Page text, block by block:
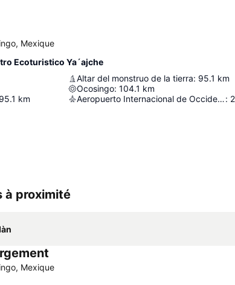
Mexique
Ecoturistico Ya´ajche
95.1 km
Altar del monstruo de la tierra: 95.1 km
Ocosingo: 104.1 km
Aeropuerto Internacional de Occidente:
à proximité
Mexique